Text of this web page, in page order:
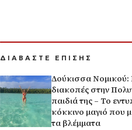
ΔΙΑΒΑΣΤΕ ΕΠΙΣΗΣ
Δούκισσα Νομικού:
διακοπές στην
παιδιά της – Το
κόκκινο μαγιό που
τα βλέμματα